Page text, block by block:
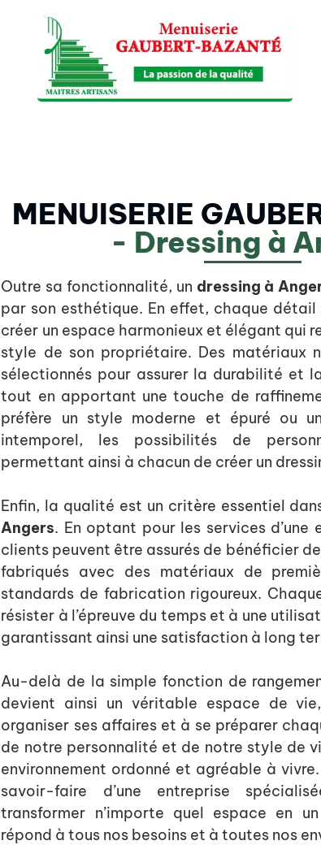
MENUISERIE
- Dressing à
Outre sa fonctionnalité, un dressing à
par son esthétique. En effet, chaque
créer un espace harmonieux et élégant qui
style de son propriétaire. Des matériaux
sélectionnés pour assurer la durabilité et
tout en apportant une touche de
préfère un style moderne et épuré ou
intemporel, les possibilités de
permettant ainsi à chacun de créer un
Enfin, la qualité est un critère essentiel
Angers. En optant pour les services d’une
clients peuvent être assurés de bénéficier
fabriqués avec des matériaux de
standards de fabrication rigoureux.
résister à l’épreuve du temps et à une
garantissant ainsi une satisfaction à long
Au-delà de la simple fonction de
devient ainsi un véritable espace de
organiser ses affaires et à se préparer
de notre personnalité et de notre style de
environnement ordonné et agréable à
savoir-faire d’une entreprise
transformer n’importe quel espace en un
répond à tous nos besoins et à toutes nos